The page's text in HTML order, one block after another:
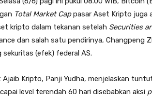
Total Market Cappasar Aset Kripto juga
kripto dalam tekanan setelah Securities
dan salah satu pendirinya, Changpeng
(efek) federal AS.
Ajaib Kripto, Panji Yudha, menjelaskan
level terendah 60 hari disebabkan aksi